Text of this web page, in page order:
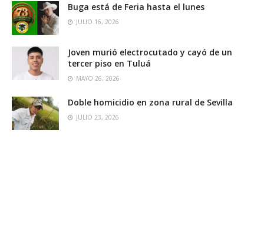
Buga está de Feria hasta el lunes
JULIO 16, 2026
Joven murió electrocutado y cayó de un
tercer piso en Tuluá
MAYO 26, 2026
Doble homicidio en zona rural de Sevilla
JULIO 23, 2026